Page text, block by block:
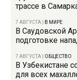
трассе в
7 АВГУСТА В МИРЕ
В Саудовской
подготовке
7 АВГУСТА ОБЩЕСТВО
В Узбекистане
для всех